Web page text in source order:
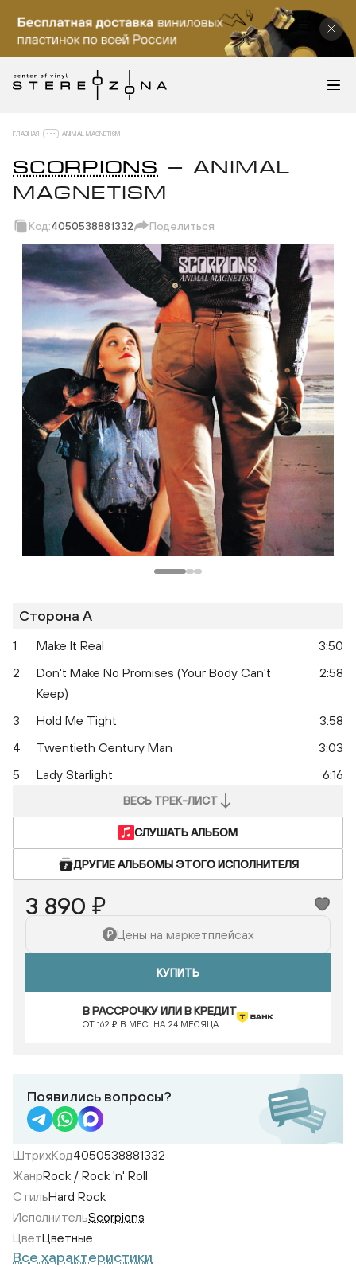
ГЛАВНАЯ ANIMAL MAGNETISM
SCORPIONS — ANIMAL
MAGNETISM
Код:4050538881332 Поделиться
Скопировать ссылку
Вотсап
Телеграм
Макс
ВКонтакте
Одноклассники
Сторона A
1 Make It Real
3:50
2
Don't Make No Promises (Your Body Can't
Keep)
2:58
3 Hold Me Tight
3:58
4
Twentieth Century Man
3:03
5
Lady Starlight 6:16
ВЕСЬ ТРЕК-ЛИСТ
СЛУШАТЬ АЛЬБОМ
ДРУГИЕ АЛЬБОМЫ ЭТОГО ИСПОЛНИТЕЛЯ
3 890 ₽
Цены на маркетплейсах
КУПИТЬ
В РАССРОЧКУ ИЛИ В КРЕДИТ
ОТ 162 ₽ В МЕС. НА 24 МЕСЯЦА
Появились вопросы?
ШтрихКод4050538881332
ЖанрRock / Rock 'n' Roll
СтильHard Rock
ИсполнительScorpions
ЦветЦветные
Все характеристики